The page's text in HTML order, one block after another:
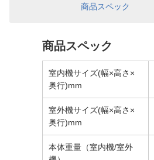
商品スペック
商品スペック
室内機サイズ(幅×高さ×
奥行)mm
室外機サイズ(幅×高さ×
奥行)mm
本体重量（室内機/室外